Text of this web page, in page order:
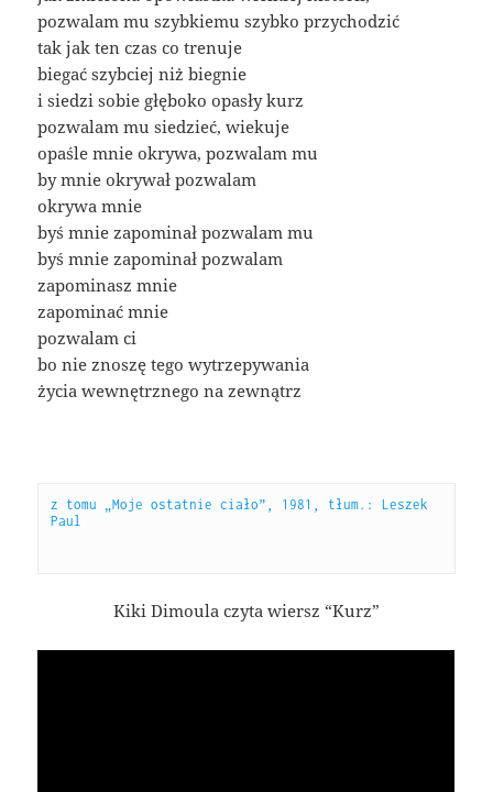
pozwalam mu szybkiemu szybko przychodzić
tak jak ten czas co trenuje
biegać szybciej niż biegnie
i siedzi sobie głęboko opasły kurz
pozwalam mu siedzieć, wiekuje
opaśle mnie okrywa, pozwalam mu
by mnie okrywał pozwalam
okrywa mnie
byś mnie zapominał pozwalam mu
byś mnie zapominał pozwalam
zapominasz mnie
zapominać mnie
pozwalam ci
bo nie znoszę tego wytrzepywania
życia wewnętrznego na zewnątrz
z tomu „Moje ostatnie ciało”, 1981, tłum.: Leszek
Paul
Kiki Dimoula czyta wiersz “Kurz”